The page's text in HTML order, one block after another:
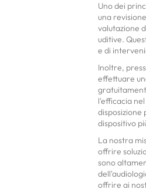
Uno dei
una
valutazione
uditive.
e di
Inoltre,
effettuare
l'efficacia
disposizione
dispositivo
La nostra
offrire
sono
offrire ai